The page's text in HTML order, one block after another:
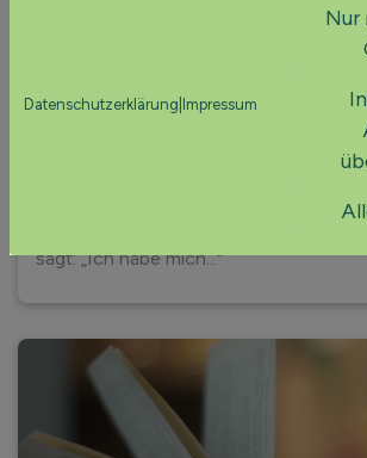
Resonanz als Führungsprinzip
berühren, ohne zu dominieren
Es gibt Momente in Führung, die sich
sagt: „Ich habe mich..."
Datenschutzerklärung Impressum
Nur